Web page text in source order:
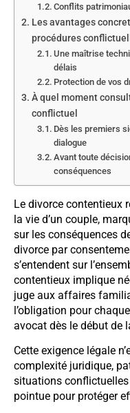
Conflits
Les avantages
procédures
Une maîtrise
délais
Protection de vos
À quel moment
conflictuel
Dès les premiers
dialogue
Avant toute
conséquences
Le divorce contentieux
la vie d’un couple,
sur les conséquences
divorce par
s’entendent sur
contentieux implique
juge aux affaires
l’obligation pour
avocat dès le début de
Cette exigence légale
complexité juridique,
situations
pointue pour protéger